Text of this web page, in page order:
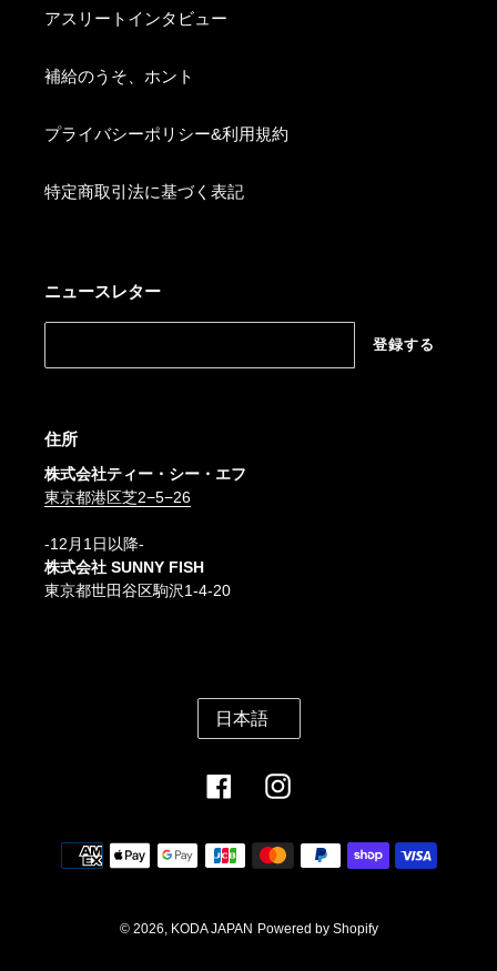
アスリートインタビュー
補給のうそ、ホント
プライバシーポリシー&利用規約
特定商取引法に基づく表記
ニュースレター
登録する
住所
株式会社ティー・シー・エフ
東京都港区芝2−5−26
-12月1日以降-
株式会社 SUNNY FISH
東京都世田谷区駒沢1-4-20
言
語
日本語
FacebookInstagram
決
済
© 2026, KODA JAPAN Powered by Shopify